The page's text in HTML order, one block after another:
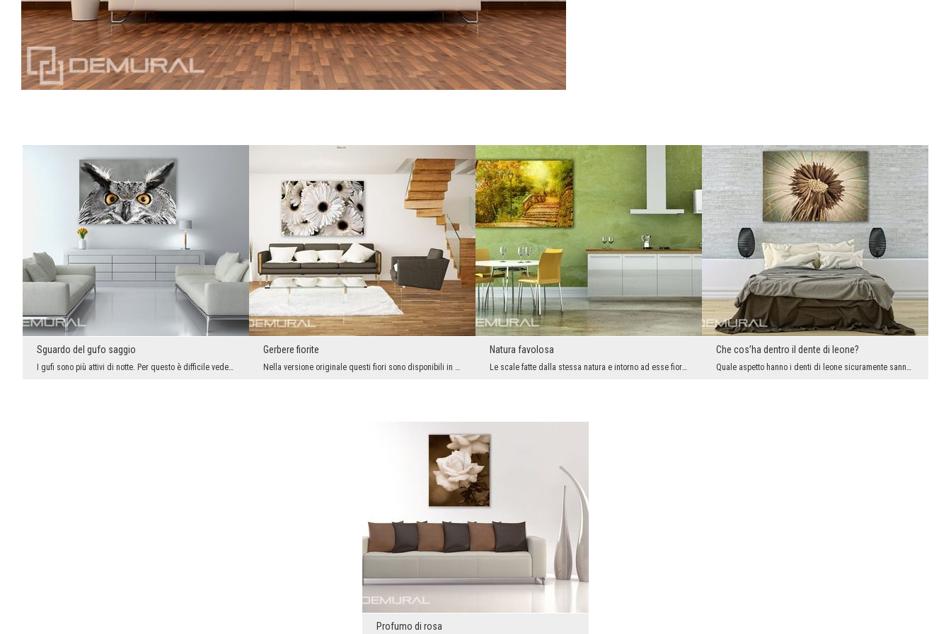
Sguardo del gufo saggio
I gufi sono più attivi di notte. Per questo è difficile vedere quest’uccello di giorno. Grazie a ...
Gerbere fiorite
Nella versione originale questi fiori sono disponibili in diversi colori, ma non in questo. Per q...
Natura favolosa
Le scale fatte dalla stessa natura e intorno ad esse fioriscono bellissime piante, solo il verde....
Che cos’ha dentro il dente di leone?
Quale aspetto hanno i denti di leone sicuramente sanno tutto ma chi li ha visti da questa prospet...
Profumo di rosa